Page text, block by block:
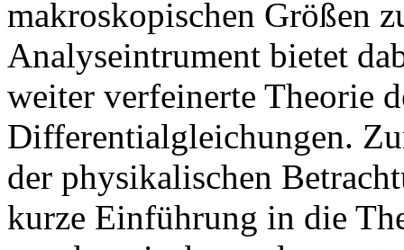
makroskopischen Größen
Analyseintrument bietet
weiter verfeinerte Theorie
Differentialgleichungen.
der physikalischen
kurze Einführung in die